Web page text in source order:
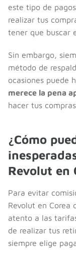
este tipo de
realizar tus
tener que buscar
Sin embargo,
método de
ocasiones puede
merece la pena
hacer tus
¿Cómo
Revolut en
Para evitar
Revolut en Corea
atento a las
de realizar tus
siempre elige